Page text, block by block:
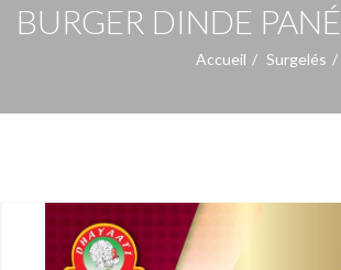
BURGER DINDE PANÉ
Accueil Surgelés